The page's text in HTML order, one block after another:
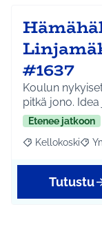
#1637
Koulun
pitkä
Etenee jatkoon
Rajaa tulokset
Kellokoski
Tutustu